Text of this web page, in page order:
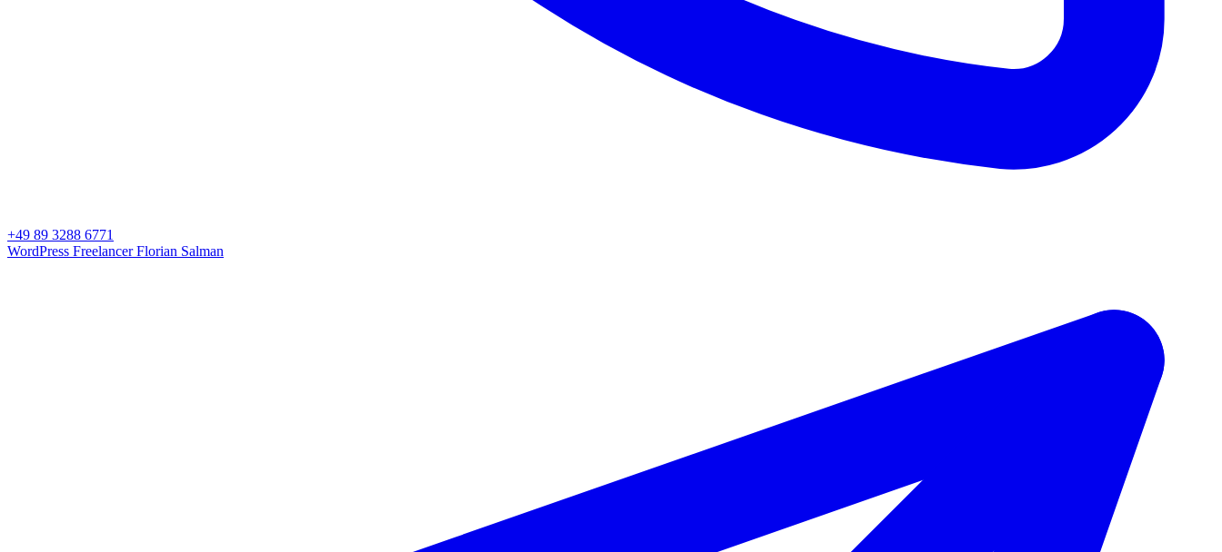
+49 89 3288 6771
WordPress Freelancer Florian Salman